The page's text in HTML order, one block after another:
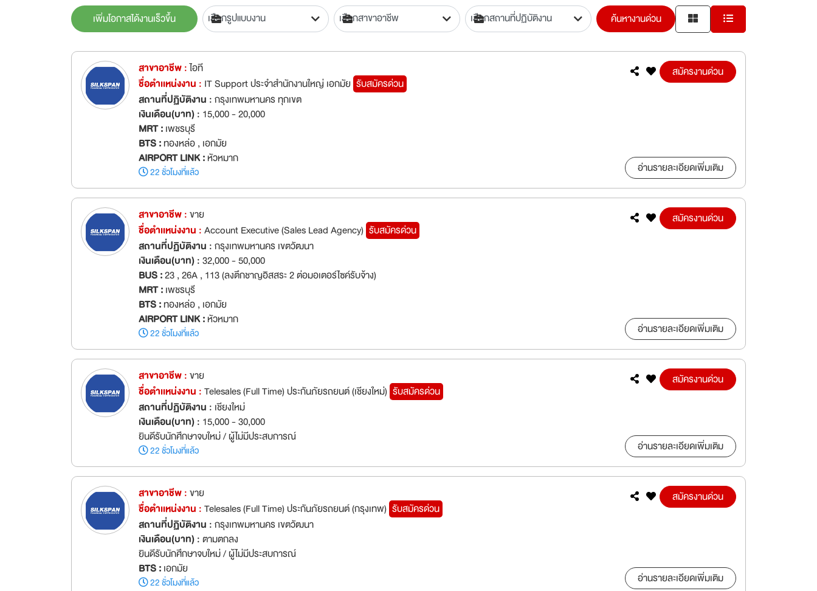
เพิ่มโอกาสได้งานเร็วขึ้น ค้นหางานด่วน
สาขาอาชีพ :ไอที
ชื่อตำเเหน่งงาน : IT Support ประจำสำนักงานใหญ่ เอกมัย รับสมัครด่วน
สถานที่ปฏิบัติงาน :กรุงเทพมหานคร ทุกเขต
เงินเดือน(บาท) : 15,000 - 20,000
MRT :เพชรบุรี
BTS :ทองหล่อ , เอกมัย
AIRPORT LINK :หัวหมาก
22 ชั่วโมงที่แล้ว
สมัครงานด่วน
อ่านรายละเอียดเพิ่มเติม
สาขาอาชีพ :ขาย
ชื่อตำเเหน่งงาน :Account Executive (Sales Lead Agency) รับสมัครด่วน
สถานที่ปฏิบัติงาน :กรุงเทพมหานคร เขตวัฒนา
เงินเดือน(บาท) :32,000 - 50,000
BUS :23 , 26A , 113 (ลงตึกชาญอิสสระ 2 ต่อมอเตอร์ไซค์รับจ้าง)
MRT :เพชรบุรี
BTS :ทองหล่อ , เอกมัย
AIRPORT LINK :หัวหมาก
22 ชั่วโมงที่แล้ว
สมัครงานด่วน
อ่านรายละเอียดเพิ่มเติม
สาขาอาชีพ :ขาย
ชื่อตำเเหน่งงาน :Telesales (Full Time) ประกันภัยรถยนต์ (เชียงใหม่) รับสมัครด่วน
สถานที่ปฏิบัติงาน : เชียงใหม่
เงินเดือน(บาท) : 15,000 - 30,000
ยินดีรับนักศึกษาจบใหม่ / ผู้ไม่มีประสบการณ์
22 ชั่วโมงที่แล้ว
สมัครงานด่วน
อ่านรายละเอียดเพิ่มเติม
สาขาอาชีพ :ขาย
ชื่อตำเเหน่งงาน :Telesales (Full Time) ประกันภัยรถยนต์ (กรุงเทพ) รับสมัครด่วน
สถานที่ปฏิบัติงาน :กรุงเทพมหานคร เขตวัฒนา
เงินเดือน(บาท) :ตามตกลง
ยินดีรับนักศึกษาจบใหม่ / ผู้ไม่มีประสบการณ์
BTS :เอกมัย
22 ชั่วโมงที่แล้ว
สมัครงานด่วน
อ่านรายละเอียดเพิ่มเติม